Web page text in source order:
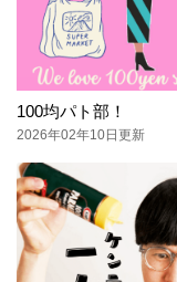
100均パト部！
2026年02年10日更新